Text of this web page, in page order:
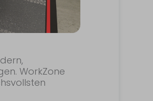
WorkZone